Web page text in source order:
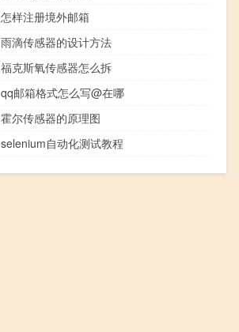
怎样注册境外邮箱
雨滴传感器的设计方法
福克斯氧传感器怎么拆
qq邮箱格式怎么写@在哪
霍尔传感器的原理图
selenium自动化测试教程